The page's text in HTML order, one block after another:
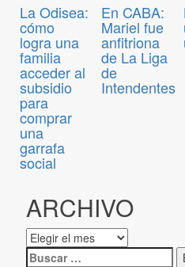
La Odisea:
cómo
logra una
familia
acceder al
subsidio
para
comprar
una
garrafa
social
En CABA:
Mariel fue
anfitriona
de La Liga
de
Intendentes
ARCHIVO